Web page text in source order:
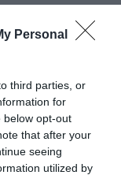
Personal
third parties, or
for
below opt-out
that after your
seeing
utilized by
bienestar digestivo.